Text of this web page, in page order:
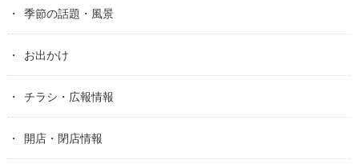
季節の話題・風景
お出かけ
チラシ・広報情報
開店・閉店情報